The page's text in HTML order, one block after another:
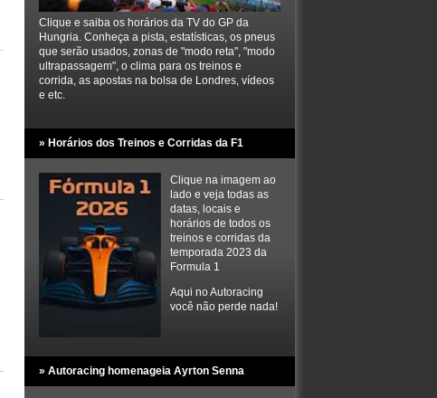
Clique e saiba os horários da TV do GP da
Hungria. Conheça a pista, estatísticas, os pneus
que serão usados, zonas de "modo reta", "modo
ultrapassagem", o clima para os treinos e
corrida, as apostas na bolsa de Londres, vídeos
e etc.
» Horários dos Treinos e Corridas da F1
Clique na imagem ao
lado e veja todas as
datas, locais e
horários de todos os
treinos e corridas da
temporada 2023 da
Formula 1
Aqui no Autoracing
você não perde nada!
» Autoracing homenageia Ayrton Senna